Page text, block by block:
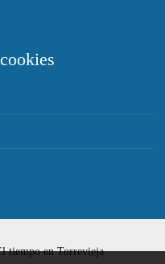
tiempo en Torrevieja